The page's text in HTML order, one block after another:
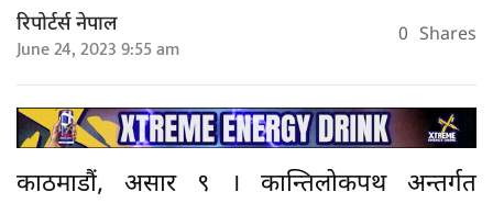
रिपोर्टर्स नेपाल
June 24, 2023 9:55 am 0 Shares
काठमाडौं, असार ९ । कान्तिलोकपथ अन्तर्गत